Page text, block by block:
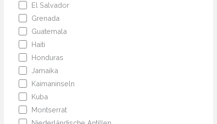
El Salvador
Grenada
Guatemala
Haiti
Honduras
Jamaika
Kaimaninseln
Kuba
Montserrat